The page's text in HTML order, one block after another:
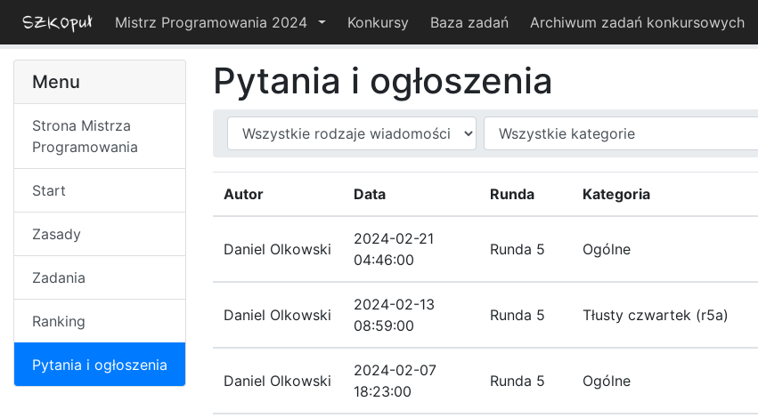
Mistrz Programowania 2024 Konkursy Baza zadań Archiwum zadań konkursowych
Menu
Strona Mistrza
Programowania
Start
Zasady
Zadania
Ranking
Pytania i ogłoszenia
Pytania i ogłoszenia
Typ wiadomości
Kategoria
Autor Data Runda Kategoria
Daniel Olkowski
2024-02-21
04:46:00
Runda 5 Ogólne
Daniel Olkowski
2024-02-13
08:59:00
Runda 5 Tłusty czwartek (r5a)
Daniel Olkowski
2024-02-07
18:23:00
Runda 5 Ogólne